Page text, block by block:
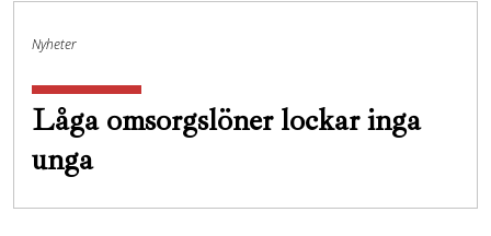
Nyheter
Låga omsorgslöner lockar inga
unga